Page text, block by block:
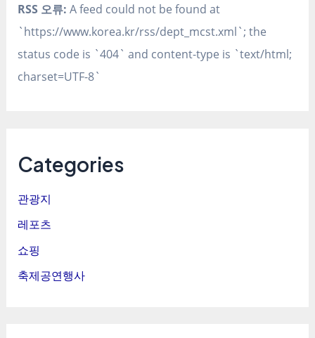
RSS 오류: A feed could not be found at
`https://www.korea.kr/rss/dept_mcst.xml`; the
status code is `404` and content-type is `text/html;
charset=UTF-8`
Categories
관광지
레포츠
쇼핑
축제공연행사